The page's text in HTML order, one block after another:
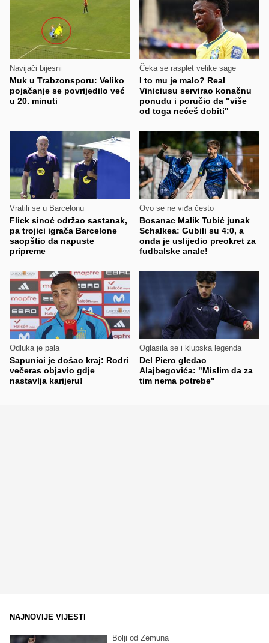
Navijači bijesni
Muk u Trabzonsporu: Veliko
pojačanje se povrijedilo već
u 20. minuti
Čeka se rasplet velike sage
I to mu je malo? Real
Viniciusu servirao konačnu
ponudu i poručio da "više
od toga nećeš dobiti"
Vratili se u Barcelonu
Flick sinoć održao sastanak,
pa trojici igrača Barcelone
saopštio da napuste
pripreme
Ovo se ne viđa često
Bosanac Malik Tubić junak
Schalkea: Gubili su 4:0, a
onda je uslijedio preokret za
fudbalske anale!
Odluka je pala
Sapunici je došao kraj: Rodri
večeras objavio gdje
nastavlja karijeru!
Oglasila se i klupska legenda
Del Piero gledao
Alajbegovića: "Mislim da za
tim nema potrebe"
NAJNOVIJE VIJESTI
Bolji od Zemuna